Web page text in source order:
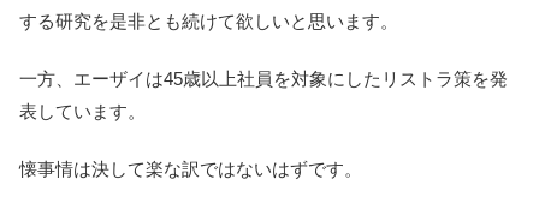
する研究を是非とも続けて欲しいと思います。
一方、エーザイは45歳以上社員を対象にしたリストラ策を発
表しています。
懐事情は決して楽な訳ではないはずです。